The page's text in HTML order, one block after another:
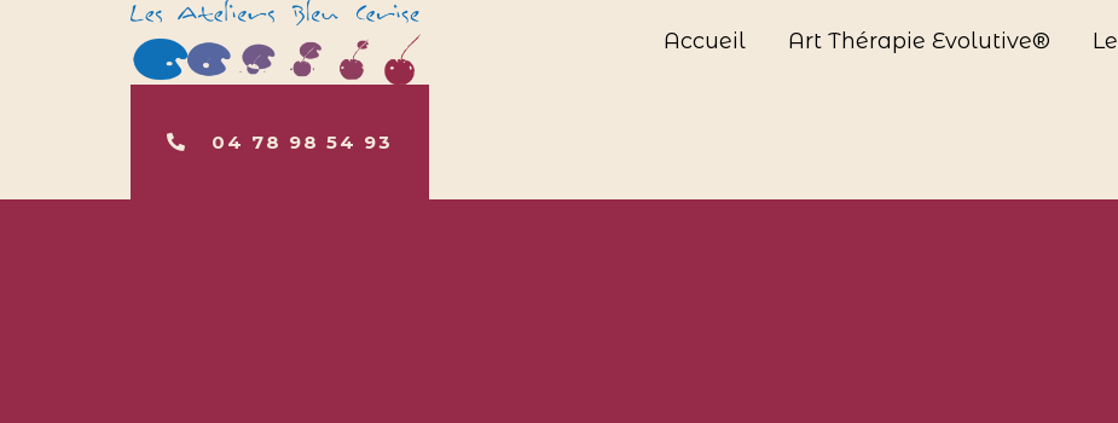
Accueil Art Thérapie Evolutive®
04 78 98 54 93